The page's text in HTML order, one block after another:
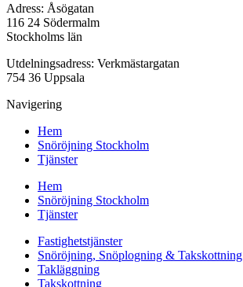
Adress: Åsögatan
116 24 Södermalm
Stockholms län
Utdelningsadress: Verkmästargatan
754 36 Uppsala
Navigering
Hem
Snöröjning Stockholm
Tjänster
Hem
Snöröjning Stockholm
Tjänster
Fastighetstjänster
Snöröjning, Snöplogning & Takskottning
Takläggning
Takskottning